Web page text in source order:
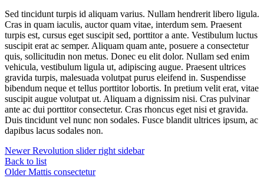
Sed tincidunt turpis id aliquam varius. Nullam hendrerit libero ligula.
Cras in quam iaculis, auctor quam vitae, interdum sem. Praesent
turpis est, cursus eget suscipit sed, porttitor a ante. Vestibulum luctus
suscipit erat ac semper. Aliquam quam ante, posuere a consectetur
quis, sollicitudin non metus. Donec eu elit dolor. Nullam sed enim
vehicula, vestibulum ligula ut, adipiscing augue. Praesent ultrices
gravida turpis, malesuada volutpat purus eleifend in. Suspendisse
bibendum neque et tellus porttitor lobortis. In pretium velit erat, vitae
suscipit augue volutpat ut. Aliquam a dignissim nisi. Cras pulvinar
ante ac dui porttitor consectetur. Cras rhoncus eget nisi et gravida.
Duis tincidunt vel nunc non sodales. Fusce blandit ultrices ipsum, ac
dapibus lacus sodales non.
Newer Revolution slider right sidebar
Back to list
Older Mattis consectetur